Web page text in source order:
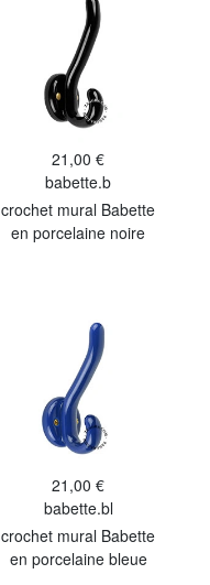
21,00 €
babette.b
crochet mural Babette
en porcelaine noire
21,00 €
babette.bl
crochet mural Babette
en porcelaine bleue